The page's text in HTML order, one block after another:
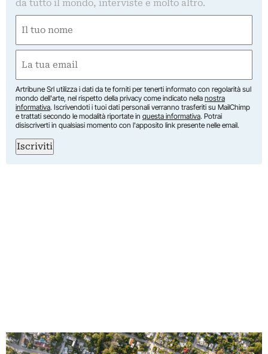
da tutto il mondo, interviste e molto altro.
(Obbligatorio)
Nome
(Obbligatorio)
Artribune Srl utilizza i dati da te forniti per tenerti informato con regolarità sul
mondo dell'arte, nel rispetto della privacy come indicato nella nostra
informativa. Iscrivendoti i tuoi dati personali verranno trasferiti su MailChimp
e trattati secondo le modalità riportate in questa informativa. Potrai
disiscriverti in qualsiasi momento con l'apposito link presente nelle email.
Iscriviti